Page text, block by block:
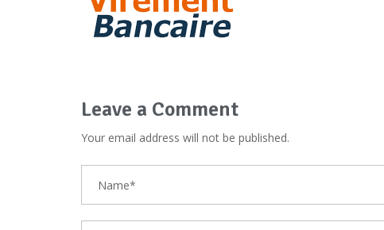
Leave a Comment
Your email address will not be published.